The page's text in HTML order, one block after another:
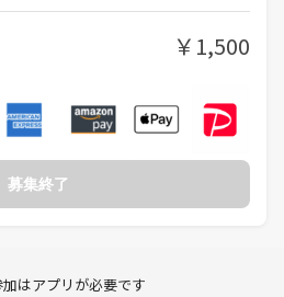
￥1,500
募集終了
はアプリが必要です